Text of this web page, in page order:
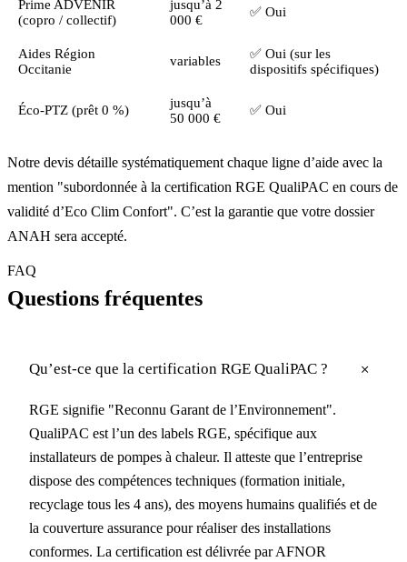
Prime ADVENIR
(copro / collectif)
jusqu’à 2
000 €
✅ Oui
Aides Région
Occitanie
variables
✅ Oui (sur les
dispositifs spécifiques)
Éco-PTZ (prêt 0 %)
jusqu’à
50 000 €
✅ Oui
Notre devis détaille systématiquement chaque ligne d’aide avec la
mention "subordonnée à la certification RGE QualiPAC en cours de
validité d’Eco Clim Confort". C’est la garantie que votre dossier
ANAH sera accepté.
FAQ
Questions fréquentes
Qu’est-ce que la certification RGE QualiPAC ? +
RGE signifie "Reconnu Garant de l’Environnement".
QualiPAC est l’un des labels RGE, spécifique aux
installateurs de pompes à chaleur. Il atteste que l’entreprise
dispose des compétences techniques (formation initiale,
recyclage tous les 4 ans), des moyens humains qualifiés et de
la couverture assurance pour réaliser des installations
conformes. La certification est délivrée par AFNOR